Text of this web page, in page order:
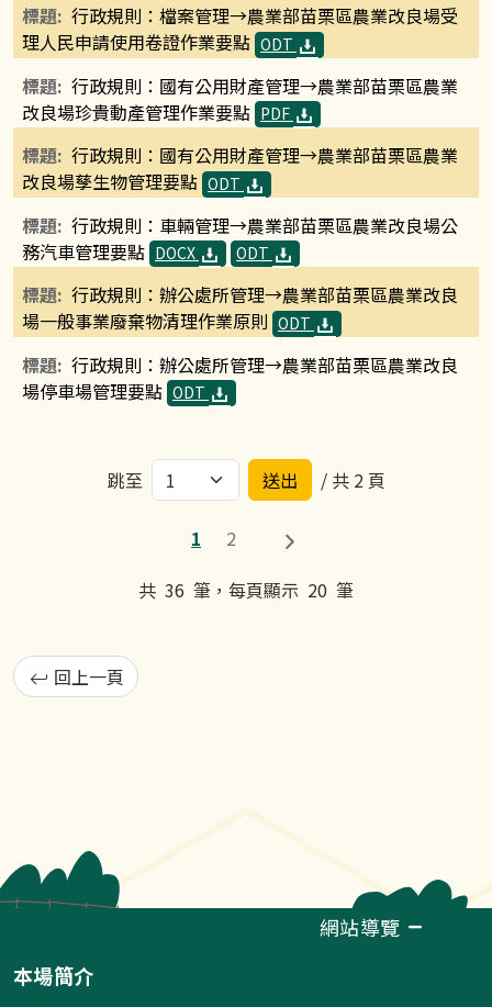
行政規則：檔案管理→農業部苗栗區農業改良場受
理人民申請使用卷證作業要點 ODT
行政規則：國有公用財產管理→農業部苗栗區農業
改良場珍貴動產管理作業要點 PDF
行政規則：國有公用財產管理→農業部苗栗區農業
改良場孳生物管理要點 ODT
行政規則：車輛管理→農業部苗栗區農業改良場公
務汽車管理要點 DOCX ODT
行政規則：辦公處所管理→農業部苗栗區農業改良
場一般事業廢棄物清理作業原則 ODT
行政規則：辦公處所管理→農業部苗栗區農業改良
場停車場管理要點 ODT
跳至 / 共 2 頁
1
2
共 36 筆，每頁顯示 20 筆
回上一頁
網站導覽
本場簡介